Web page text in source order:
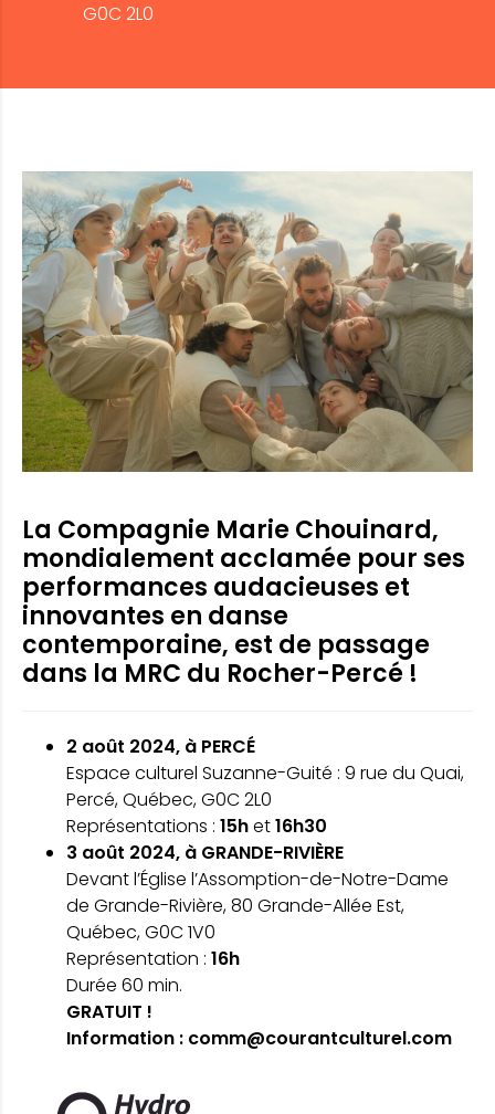
G0C 2L0
La Compagnie Marie Chouinard,
mondialement acclamée pour ses
performances audacieuses et
innovantes en danse
contemporaine, est de passage
dans la MRC du Rocher-Percé !
2 août 2024, à PERCÉ
Espace culturel Suzanne-Guité : 9 rue du Quai,
Percé, Québec, G0C 2L0
Représentations : 15het16h30
3 août 2024, à GRANDE-RIVIÈRE
Devant l’Église l’Assomption-de-Notre-Dame
de Grande-Rivière, 80 Grande-Allée Est,
Québec, G0C 1V0
Représentation : 16h
Durée 60 min.
GRATUIT !
Information : comm@courantculturel.com